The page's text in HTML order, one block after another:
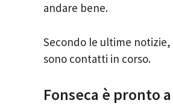
andare bene.
Secondo le ultime notizie,
sono contatti in corso.
Fonseca è pronto